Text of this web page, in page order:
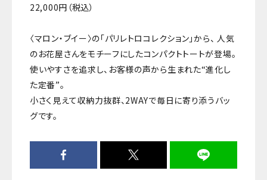
22,000円（税込）
〈マロン・ブイー〉の「パリレトロコレクション」から、 人気
のお花屋さんをモチーフにしたコンパクトトートが登場。
使いやすさを追求し、お客様の声から生まれた“進化し
た定番”。
小さく見えて収納力抜群、2WAYで毎日に寄り添うバッ
グです。